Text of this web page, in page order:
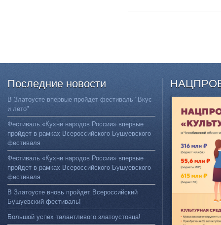
Последние новости
В Златоусте впервые пройдет фестиваль "Вкус
и лето"
Фестиваль «Кухни народов России» впервые
пройдет в рамках Всероссийского Бушуевского
фестиваля
Фестиваль «Кухни народов России» впервые
пройдет в рамках Всероссийского Бушуевского
фестиваля
В Златоусте вновь пройдет Всероссийский
Бушуевский фестиваль!
Большой успех талантливого златоустовца!